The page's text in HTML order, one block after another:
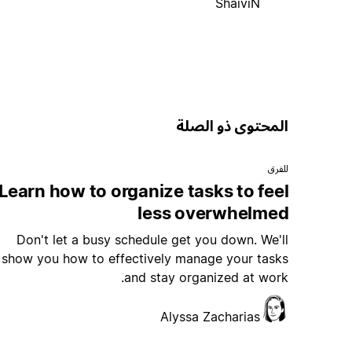
المحتوى ذو الصلة
للفرق
how to organize tasks to feel
less overwhelmed
Don't let a busy schedule get you down. We'll
show you how to effectively manage your tasks
and stay organized at work.
Alyssa Zacharias